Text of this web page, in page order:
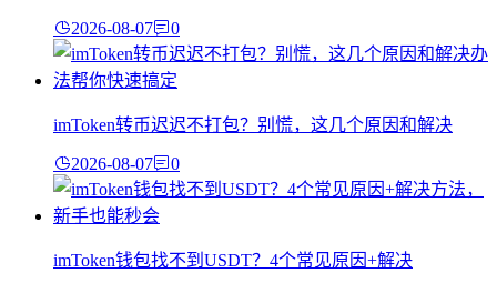
2026-08-07 0
imToken转币迟迟不打包？别慌，这几个原因和解决
2026-08-07 0
imToken钱包找不到USDT？4个常见原因+解决